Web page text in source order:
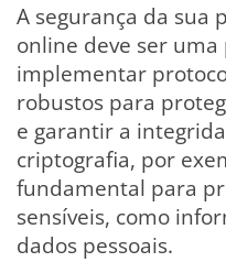
A segurança da sua
online deve ser
implementar
robustos para
e garantir a
criptografia, por
fundamental para
sensíveis, como
dados pessoais.